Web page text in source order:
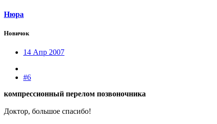
Нюра
Новичок
14 Апр 2007
#6
компрессионный перелом позвоночника
Доктор, большое спасибо!